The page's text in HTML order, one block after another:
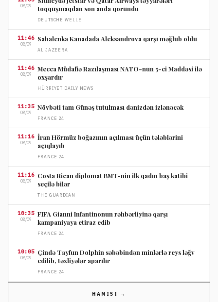
08/09
toqquşmaqdan son anda qorundu
DEUTSCHE WELLE
11:46
08/09
Sabalenka Kanadada Aleksandrova qarşı məğlub oldu
AL JAZEERA
11:46
08/09
Mecca Müdafiə Razılaşması NATO-nun 5-ci Maddəsi ilə
oxşardır
HÜRRIYET DAILY NEWS
11:35
08/09
Növbəti tam Günəş tutulması dənizdən izlənəcək
FRANCE 24
11:16
08/09
İran Hörmüz boğazının açılması üçün tələblərini
açıqlayıb
FRANCE 24
11:16
08/09
Costa Rican diplomat BMT-nin ilk qadın baş katibi
seçilə bilər
THE GUARDIAN
10:35
08/09
FIFA Gianni Infantinonun rəhbərliyinə qarşı
kampaniyaya etiraz edib
FRANCE 24
10:05
08/09
Çində Tayfun Dolphin səbəbindən minlərlə reys ləğv
edilib, təxliyələr aparılır
FRANCE 24
Sidneydə 287 ağacın qanunsuz kəsilməsi üzrə bağban
HAMISI →